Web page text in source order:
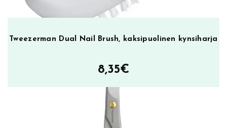
Tweezerman Dual Nail Brush, kaksipuolinen kynsiharja
8,35€